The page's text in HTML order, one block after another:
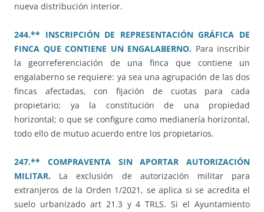
nueva distribución interior.
244.** INSCRIPCIÓN DE REPRESENTACIÓN GRÁFICA DE
FINCA QUE CONTIENE UN ENGALABERNO. Para inscribir
la georreferenciación de una finca que contiene un
engalaberno se requiere: ya sea una agrupación de las dos
fincas afectadas, con fijación de cuotas para cada
propietario; ya la constitución de una propiedad
horizontal; o que se configure como medianería horizontal,
todo ello de mutuo acuerdo entre los propietarios.
247.** COMPRAVENTA SIN APORTAR AUTORIZACIÓN
MILITAR. La exclusión de autorización militar para
extranjeros de la Orden 1/2021, se aplica si se acredita el
suelo urbanizado art 21.3 y 4 TRLS. Si el Ayuntamiento